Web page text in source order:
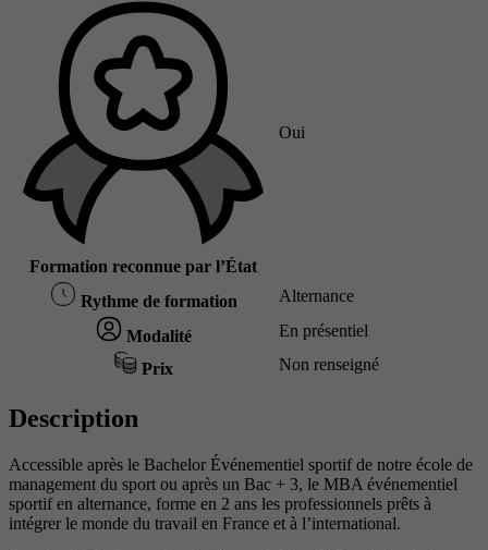
Formation reconnue par l’État
Oui
Rythme de formation Alternance
Modalité En présentiel
Prix Non renseigné
Description
Accessible après le Bachelor Événementiel sportif de notre école de
management du sport ou après un Bac + 3, le MBA événementiel
sportif en alternance, forme en 2 ans les professionnels prêts à
intégrer le monde du travail en France et à l’international.